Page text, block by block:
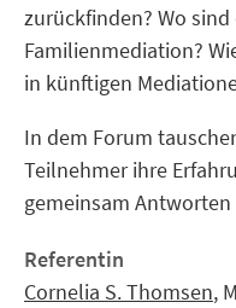
zurückfinden? Wo
Familienmediation?
in künftigen
In dem Forum
Teilnehmer ihre
gemeinsam
Referentin
Cornelia S. Thomsen,